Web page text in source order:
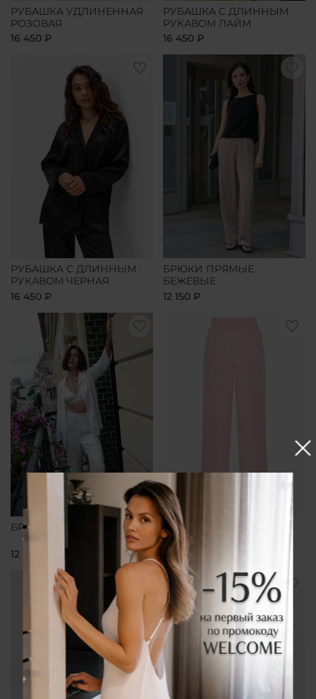
РУБАШКА УДЛИНЕННАЯ
РОЗОВАЯ
16 450 ₽
РУБАШКА С ДЛИННЫМ
РУКАВОМ ЛАЙМ
16 450 ₽
РУБАШКА С ДЛИННЫМ
РУКАВОМ ЧЕРНАЯ
16 450 ₽
БРЮКИ ПРЯМЫЕ
БЕЖЕВЫЕ
12 150 ₽
БРЮКИ ПРЯМЫЕ БЕЛЫЕ
12 150 ₽
БРЮКИ ПРЯМЫЕ
РОЗОВЫЕ
12 150 ₽